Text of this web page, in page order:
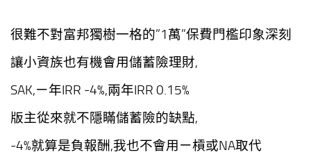
很難不對富邦獨樹一格的”1萬”保費門檻印象深刻
讓小資族也有機會用儲蓄險理財,
SAK,ㄧ年IRR -4%,兩年IRR 0.15%
版主從來就不隱瞞儲蓄險的缺點,
-4%就算是負報酬,我也不會用ㄧ槓或NA取代